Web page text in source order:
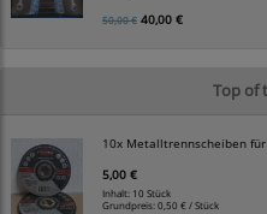
50,00 € 40,00 €
Top of
10x Metalltrennscheiben
5,00 €
Inhalt: 10 Stück
Grundpreis:0,50 € / Stück